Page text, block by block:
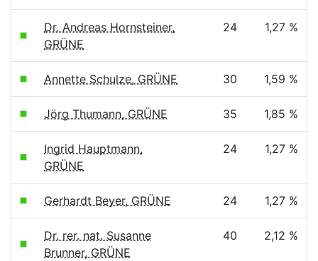
Dr. Andreas Hornsteiner,
GRÜNE
24 1,27 %
Annette Schulze, GRÜNE 30 1,59 %
Jörg Thumann, GRÜNE 35 1,85 %
Ingrid Hauptmann,
GRÜNE
24 1,27 %
Gerhardt Beyer, GRÜNE 24 1,27 %
Dr. rer. nat. Susanne
Brunner, GRÜNE
40 2,12 %